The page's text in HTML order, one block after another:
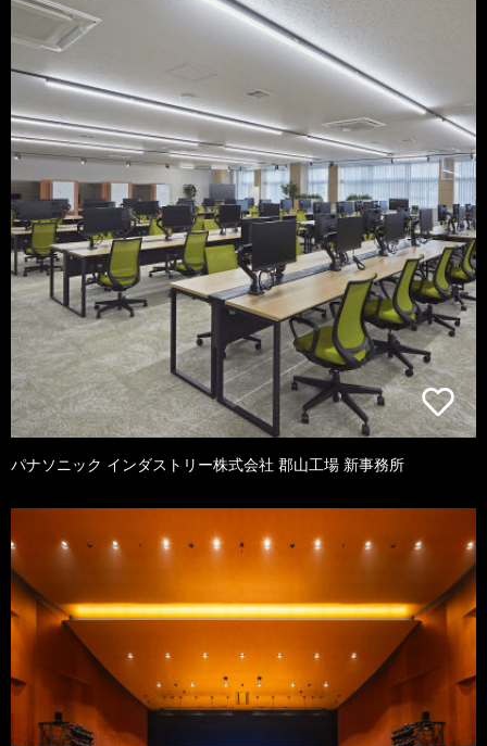
パナソニック インダストリー株式会社 郡山工場 新事務所